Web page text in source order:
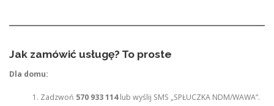
Jak zamówić usługę? To proste
Dla domu:
Zadzwoń 570 933 114lub wyślij SMS „SPŁUCZKA NDM/WAWA”.